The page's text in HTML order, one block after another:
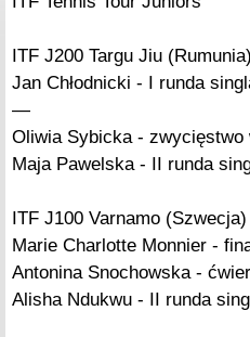
ITF J200 Targu Jiu (Rumunia)
Jan Chłodnicki - I runda
—
Oliwia Sybicka - zwycięstwo
Maja Pawelska - II runda
ITF J100 Varnamo (Szwecja)
Marie Charlotte Monnier -
Antonina Snochowska -
Alisha Ndukwu - II runda